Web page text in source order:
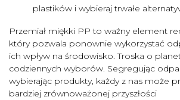
plastików i wybieraj trwałe
Przemiał miękki PP to ważny element
który pozwala ponownie wykorzystać
ich wpływ na środowisko. Troska o
codziennych wyborów. Segregując
wybierając produkty, każdy z nas może
bardziej zrównoważonej przyszłości